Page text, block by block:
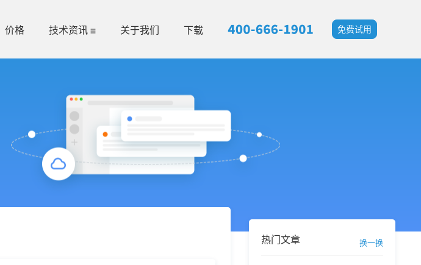
价格 技术资讯 关于我们 下载 免费试用
热门文章 换一换